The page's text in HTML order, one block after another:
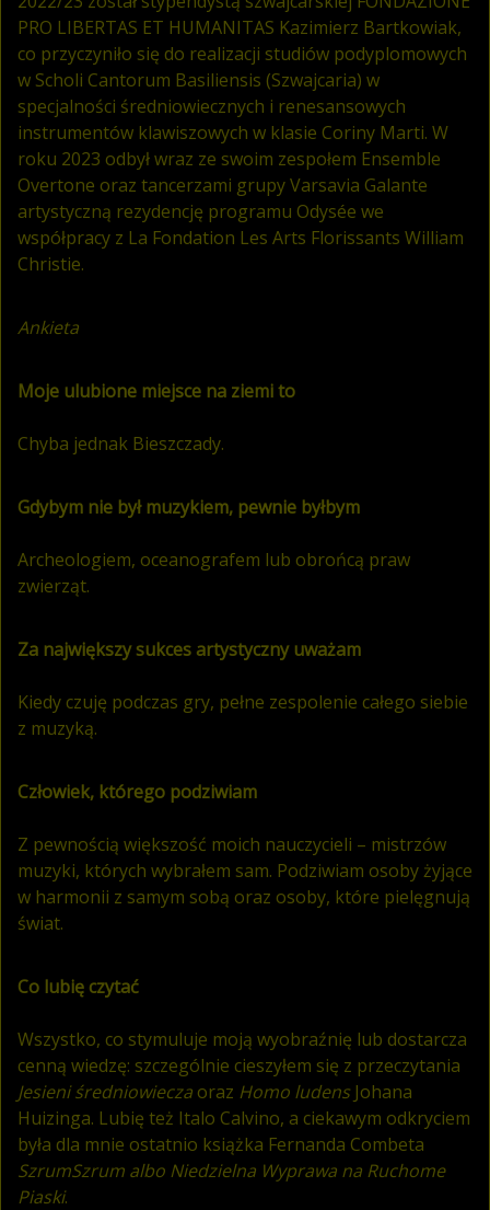
PRO LIBERTAS ET HUMANITAS Kazimierz Bartkowiak,
co przyczyniło się do realizacji studiów podyplomowych
w Scholi Cantorum Basiliensis (Szwajcaria) w
specjalności średniowiecznych i renesansowych
instrumentów klawiszowych w klasie Coriny Marti. W
roku 2023 odbył wraz ze swoim zespołem Ensemble
Overtone oraz tancerzami grupy Varsavia Galante
artystyczną rezydencję programu Odysée we
współpracy z La Fondation Les Arts Florissants William
Christie.
Ankieta
Moje ulubione miejsce na ziemi to
Chyba jednak Bieszczady.
Gdybym nie był muzykiem, pewnie byłbym
Archeologiem, oceanografem lub obrońcą praw
zwierząt.
Za największy sukces artystyczny uważam
Kiedy czuję podczas gry, pełne zespolenie całego siebie
z muzyką.
Człowiek, którego podziwiam
Z pewnością większość moich nauczycieli – mistrzów
muzyki, których wybrałem sam. Podziwiam osoby żyjące
w harmonii z samym sobą oraz osoby, które pielęgnują
świat.
Co lubię czytać
Wszystko, co stymuluje moją wyobraźnię lub dostarcza
cenną wiedzę: szczególnie cieszyłem się z przeczytania
Jesieni średniowiecza oraz Homo ludensJohana
Huizinga. Lubię też Italo Calvino, a ciekawym odkryciem
była dla mnie ostatnio książka Fernanda Combeta
SzrumSzrum albo Niedzielna Wyprawa na Ruchome
Piaski.